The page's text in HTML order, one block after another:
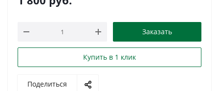
Заказать
Купить в 1 клик
Поделиться